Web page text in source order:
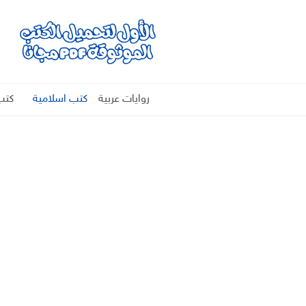
روايات عربية كتب اسلامية